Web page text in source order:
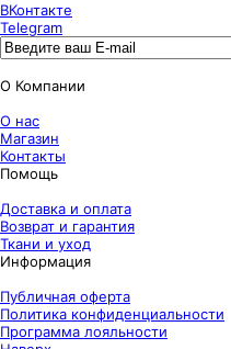
ВКонтакте
Telegram
О Компании
О нас
Магазин
Контакты
Помощь
Доставка и оплата
Возврат и гарантия
Ткани и уход
Информация
Публичная оферта
Политика конфиденциальности
Программа лояльности